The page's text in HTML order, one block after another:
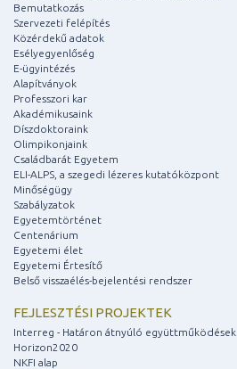
Bemutatkozás
Szervezeti felépítés
Közérdekű adatok
Esélyegyenlőség
E-ügyintézés
Alapítványok
Professzori kar
Akadémikusaink
Díszdoktoraink
Olimpikonjaink
Családbarát Egyetem
ELI-ALPS, a szegedi lézeres kutatóközpont
Minőségügy
Szabályzatok
Egyetemtörténet
Centenárium
Egyetemi élet
Egyetemi Értesítő
Belső visszaélés-bejelentési rendszer
FEJLESZTÉSI PROJEKTEK
Interreg - Határon átnyúló együttműködések
Horizon2020
NKFI alap